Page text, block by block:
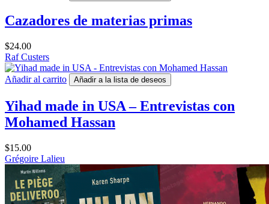
Cazadores de materias primas
$24.00
Raf Custers
Añadir al carrito Añadir a la lista de deseos
Yihad made in USA – Entrevistas con
Mohamed Hassan
$15.00
Grégoire Lalieu